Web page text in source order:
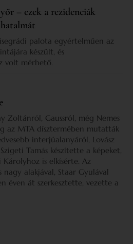
– ezek a rezidenciák
palota egyértelműen az
készült, és
volt mérhető.
Zoltánról, Gaussról, még Nemes
az MTA dísztermében mutatták
interjúalanyáról, Lovász
Tamás készítette a képeket,
is elkísérte. Az
alakjával, Staar Gyulával
éven át szerkesztette, vezette a